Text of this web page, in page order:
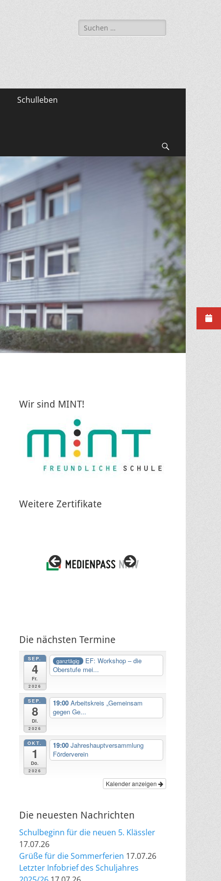
Suche
nach:
Schulleben
Wir sind MINT!
Weitere Zertifikate
Die nächsten Termine
SEP.
4
Fr.
2026
ganztägig
EF: Workshop – die
Oberstufe mei...
SEP.
8
Di.
2026
19:00 Arbeitskreis „Gemeinsam
gegen Ge...
OKT.
1
Do.
2026
19:00 Jahreshauptversammlung
Förderverein
Kalender anzeigen
Die neuesten Nachrichten
Schulbeginn für die neuen 5. Klässler
17.07.26
Grüße für die Sommerferien 17.07.26
Letzter Infobrief des Schuljahres